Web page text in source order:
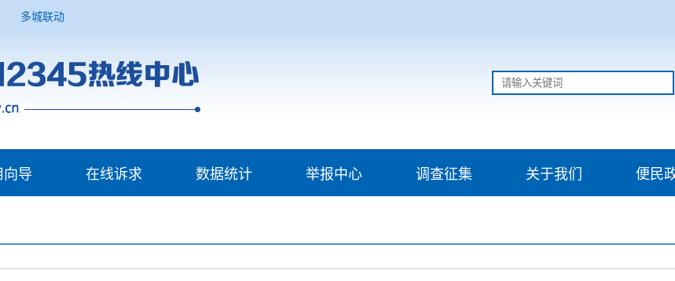
多城联动
导 在线诉求 数据统计 举报中心 调查征集 关于我们 便民